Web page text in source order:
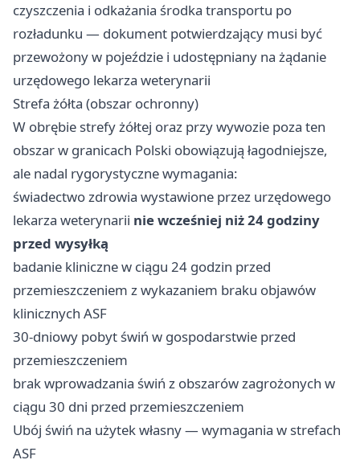
czyszczenia i odkażania środka transportu po
rozładunku — dokument potwierdzający musi być
przewożony w pojeździe i udostępniany na żądanie
urzędowego lekarza weterynarii
Strefa żółta (obszar ochronny)
W obrębie strefy żółtej oraz przy wywozie poza ten
obszar w granicach Polski obowiązują łagodniejsze,
ale nadal rygorystyczne wymagania:
świadectwo zdrowia wystawione przez urzędowego
lekarza weterynarii nie wcześniej niż 24 godziny
przed wysyłką
badanie kliniczne w ciągu 24 godzin przed
przemieszczeniem z wykazaniem braku objawów
klinicznych ASF
30-dniowy pobyt świń w gospodarstwie przed
przemieszczeniem
brak wprowadzania świń z obszarów zagrożonych w
ciągu 30 dni przed przemieszczeniem
Ubój świń na użytek własny — wymagania w strefach
ASF